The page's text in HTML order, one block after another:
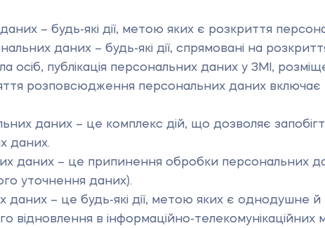
– будь-які дії, метою яких є розкриття
даних – будь-які дії, спрямовані на
осіб, публікація персональних даних у ЗМІ,
розповсюдження персональних даних
даних – це комплекс дій, що дозволяє
даних.
даних – це припинення обробки персональних
уточнення даних).
даних – це будь-які дії, метою яких є однодушне
відновлення в інформаційно-телекомунікаційних